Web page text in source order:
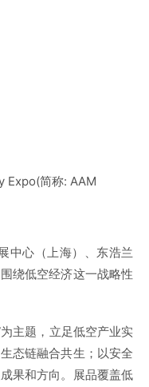
简称: AAM
中心（上海）、东浩兰
绕低空经济这一战略性
主题，立足低空产业实
态链融合共生；以安全
果和方向。展品覆盖低